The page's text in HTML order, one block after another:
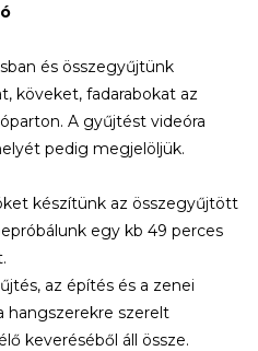
és összegyűjtünk
köveket, fadarabokat az
A gyűjtést videóra
pedig megjelöljük.
készítünk az összegyűjtött
egy kb 49 perces
az építés és a zenei
hangszerekre szerelt
keveréséből áll össze.